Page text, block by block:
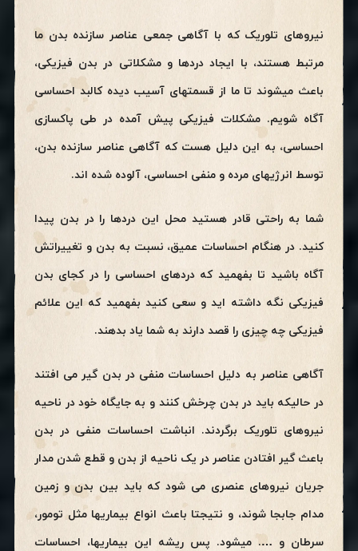
نیروهای تلوریک که با آگاهی جمعی عناصر سازنده بدن ما
مرتبط هستند، با ایجاد دردها و مشکلاتی در بدن فیزیکی،
باعث میشوند تا ما از قسمتهای آسیب دیده کالبد احساسی
آگاه شویم. مشکلات فیزیکی پیش آمده در طی پاکسازی
احساسی، به این دلیل هست که آگاهی عناصر سازنده بدن،
توسط انرژیهای مرده و منفی احساسی، آلوده شده اند.
شما به راحتی قادر هستید محل این دردها را در بدن پیدا
کنید. در هنگام احساسات عمیق، نسبت به بدن و تغییراتش
آگاه باشید تا بفهمید که دردهای احساسی را در کجای بدن
فیزیکی نگه داشته اید و سعی کنید بفهمید که این علائم
فیزیکی چه چیزی را قصد دارند به شما یاد بدهند.
آگاهی عناصر به دلیل احساسات منفی در بدن گیر می افتند
در حالیکه باید در بدن چرخش کنند و به جایگاه خود در ناحیه
نیروهای تلوریک برگردند. انباشت احساسات منفی در بدن
باعث گیر افتادن عناصر در یک ناحیه از بدن و قطع شدن مدار
جریان نیروهای عنصری می شود که باید بین بدن و زمین
مدام جابجا شوند، و نتیجتا باعث انواع بیماریها مثل تومور،
سرطان و …. میشود. پس ریشه این بیماریها، احساسات